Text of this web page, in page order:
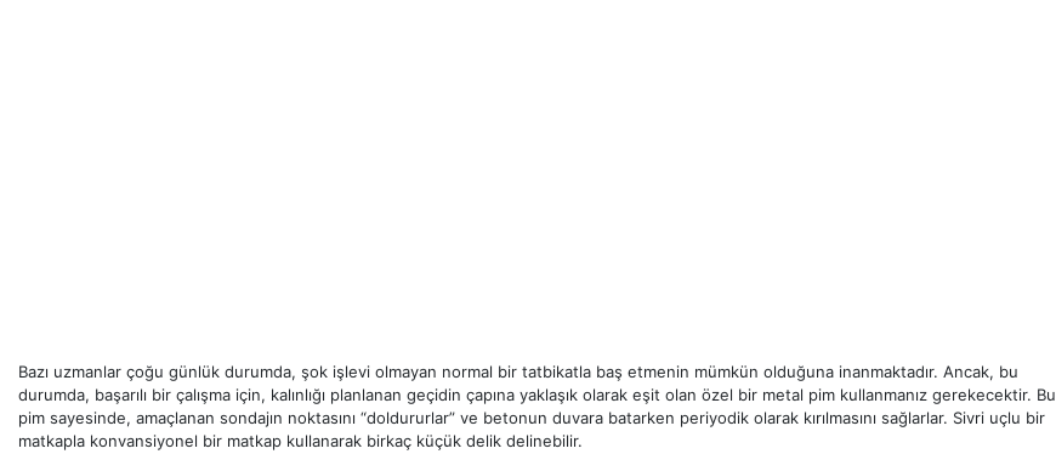
Bazı uzmanlar çoğu günlük durumda, şok işlevi olmayan normal bir tatbikatla baş etmenin mümkün olduğuna inanmaktadır. Ancak, bu
durumda, başarılı bir çalışma için, kalınlığı planlanan geçidin çapına yaklaşık olarak eşit olan özel bir metal pim kullanmanız gerekecektir. Bu
pim sayesinde, amaçlanan sondajın noktasını “doldururlar” ve betonun duvara batarken periyodik olarak kırılmasını sağlarlar. Sivri uçlu bir
matkapla konvansiyonel bir matkap kullanarak birkaç küçük delik delinebilir.